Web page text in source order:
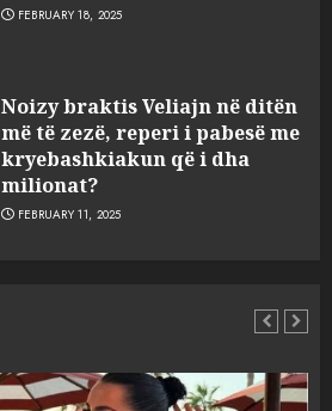
FEBRUARY 18, 2025
Noizy braktis Veliajn në ditën
më të zezë, reperi i pabesë me
kryebashkiakun që i dha
milionat?
FEBRUARY 11, 2025
sulmuan “One Albania”,
ngjarja u fsheh. A u vodhën
serverat?
MARCH 25, 2025
MARCH 25, 2025